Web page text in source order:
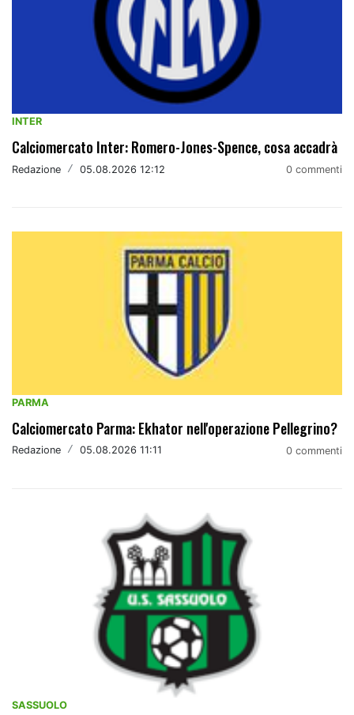
INTER
Calciomercato Inter: Romero-Jones-Spence, cosa accadrà
Redazione / 05.08.2026 12:12 0 commenti
PARMA
Calciomercato Parma: Ekhator nell'operazione Pellegrino?
Redazione / 05.08.2026 11:11 0 commenti
SASSUOLO